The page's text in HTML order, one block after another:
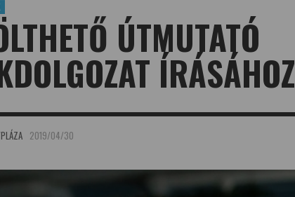
ÚTMUTATÓ
ÍRÁSÁHOZ
2019/04/30